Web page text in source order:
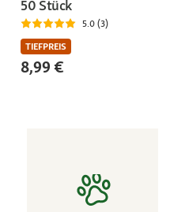
50 Stück
5.0 (3)
TIEFPREIS
8,99 €